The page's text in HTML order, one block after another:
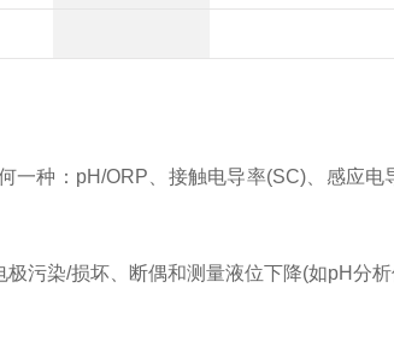
一种： pH/ORP 、接触电导率(SC) 、感应电
极污染/损坏、断偶和测量液位下降(如pH分